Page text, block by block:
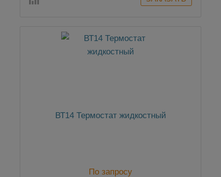
ВТ14 Термостат жидкостный
По запросу